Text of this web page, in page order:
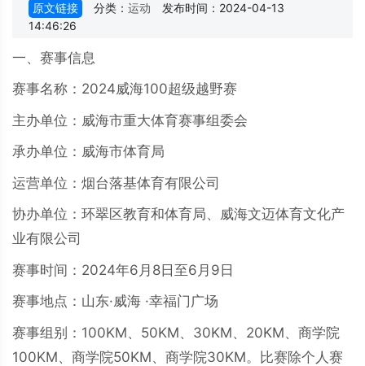
原文链接 分类： 运动
发布时间：2024-04-13
14:46:26
一、赛事信息
赛事名称：2024威海100超级越野赛
主办单位：威海市重大体育赛事组委会
承办单位：威海市体育局
运营单位：烟台落基体育有限公司
协办单位：环翠区教育和体育局、威海文迈体育文化产
业有限公司
赛事时间：2024年6月8日至6月9日
赛事地点：山东·威海 ·幸福门广场
赛事组别：100KM、50KM、30KM、20KM、商学院
100KM、商学院50KM、商学院30KM。比赛除个人赛